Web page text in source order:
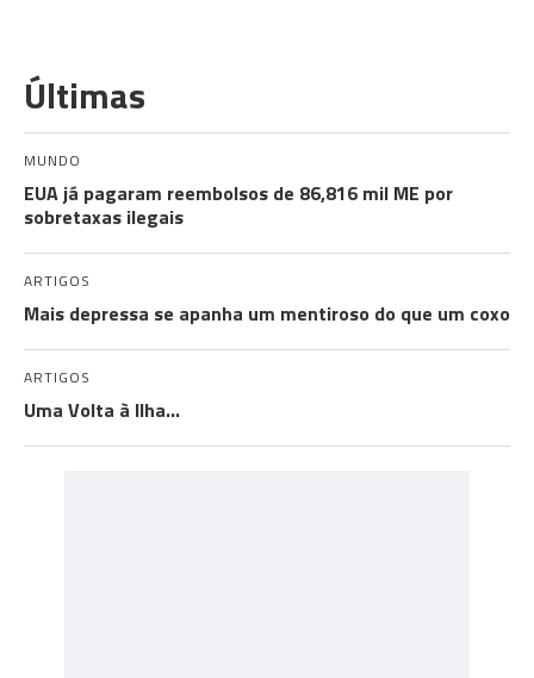
Últimas
MUNDO
EUA já pagaram reembolsos de 86,816 mil ME por
sobretaxas ilegais
ARTIGOS
Mais depressa se apanha um mentiroso do que um coxo
ARTIGOS
Uma Volta à Ilha…